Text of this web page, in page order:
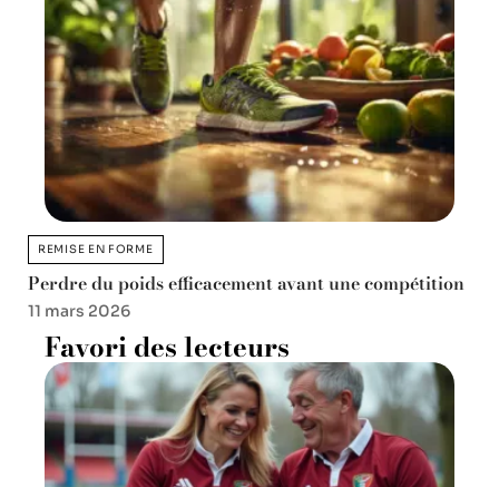
REMISE EN FORME
Perdre du poids efficacement avant une compétition
11 mars 2026
Favori des lecteurs